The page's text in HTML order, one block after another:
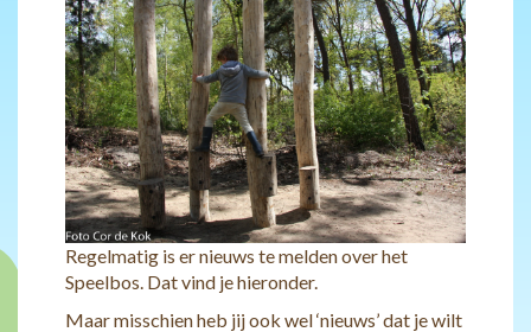
Regelmatig is er nieuws te melden over het
Speelbos. Dat vind je hieronder.
Maar misschien heb jij ook wel ‘nieuws’ dat je wilt